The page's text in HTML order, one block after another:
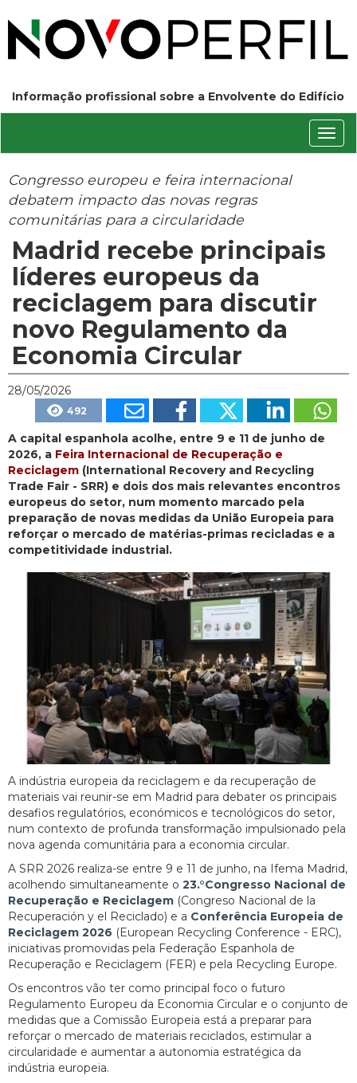
Informação profissional sobre a Envolvente do Edifício
Congresso europeu e feira internacional
debatem impacto das novas regras
comunitárias para a circularidade
Madrid recebe principais
líderes europeus da
reciclagem para discutir
novo Regulamento da
Economia Circular
28/05/2026
492
A capital espanhola acolhe, entre 9 e 11 de junho de
2026, a Feira Internacional de Recuperação e
Reciclagem (International Recovery and Recycling
Trade Fair - SRR) e dois dos mais relevantes encontros
europeus do setor, num momento marcado pela
preparação de novas medidas da União Europeia para
reforçar o mercado de matérias-primas recicladas e a
competitividade industrial.
A indústria europeia da reciclagem e da recuperação de
materiais vai reunir-se em Madrid para debater os principais
desafios regulatórios, económicos e tecnológicos do setor,
num contexto de profunda transformação impulsionado pela
nova agenda comunitária para a economia circular.
A SRR 2026 realiza-se entre 9 e 11 de junho, na Ifema Madrid,
acolhendo simultaneamente o 23.°Congresso Nacional de
Recuperação e Reciclagem (Congreso Nacional de la
Recuperación y el Reciclado) e a Conferência Europeia de
Reciclagem 2026 (European Recycling Conference - ERC),
iniciativas promovidas pela Federação Espanhola de
Recuperação e Reciclagem (FER) e pela Recycling Europe.
Os encontros vão ter como principal foco o futuro
Regulamento Europeu da Economia Circular e o conjunto de
medidas que a Comissão Europeia está a preparar para
reforçar o mercado de materiais reciclados, estimular a
circularidade e aumentar a autonomia estratégica da
indústria europeia.